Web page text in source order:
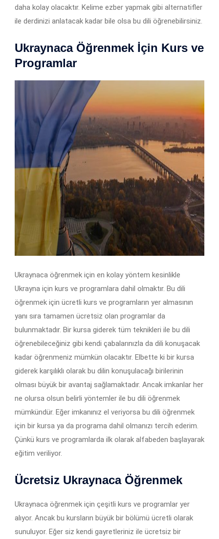
daha kolay olacaktır. Kelime ezber yapmak gibi alternatifler
ile derdinizi anlatacak kadar bile olsa bu dili öğrenebilirsiniz.
Ukraynaca Öğrenmek İçin Kurs ve
Programlar
Ukraynaca öğrenmek için en kolay yöntem kesinlikle
Ukrayna için kurs ve programlara dahil olmaktır. Bu dili
öğrenmek için ücretli kurs ve programların yer almasının
yanı sıra tamamen ücretsiz olan programlar da
bulunmaktadır. Bir kursa giderek tüm teknikleri ile bu dili
öğrenebileceğiniz gibi kendi çabalarınızla da dili konuşacak
kadar öğrenmeniz mümkün olacaktır. Elbette ki bir kursa
giderek karşılıklı olarak bu dilin konuşulacağı birilerinin
olması büyük bir avantaj sağlamaktadır. Ancak imkanlar her
ne olursa olsun belirli yöntemler ile bu dili öğrenmek
mümkündür. Eğer imkanınız el veriyorsa bu dili öğrenmek
için bir kursa ya da programa dahil olmanızı tercih ederim.
Çünkü kurs ve programlarda ilk olarak alfabeden başlayarak
eğitim veriliyor.
Ücretsiz Ukraynaca Öğrenmek
Ukraynaca öğrenmek için çeşitli kurs ve programlar yer
alıyor. Ancak bu kursların büyük bir bölümü ücretli olarak
sunuluyor. Eğer siz kendi gayretleriniz ile ücretsiz bir